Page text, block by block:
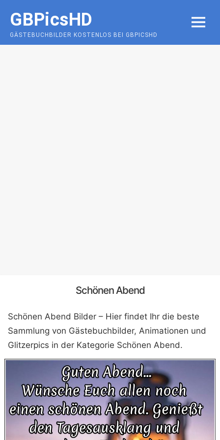
content
GBPicsHD
GÄSTEBUCHBILDER KOSTENLOS BEI GBPICSHD
MENU
Schönen Abend
Schönen Abend Bilder – Hier findet Ihr die beste
Sammlung von Gästebuchbilder, Animationen und
Glitzerpics in der Kategorie Schönen Abend.